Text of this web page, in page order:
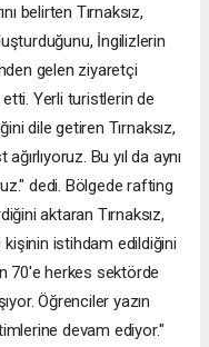
belirten Tırnaksız,
İngilizlerin
gelen ziyaretçi
etti. Yerli turistlerin de
dile getiren Tırnaksız,
Bu yıl da aynı
dedi. Bölgede rafting
aktaran Tırnaksız,
istihdam edildiğini
70'e herkes sektörde
Öğrenciler yazın
devam ediyor."